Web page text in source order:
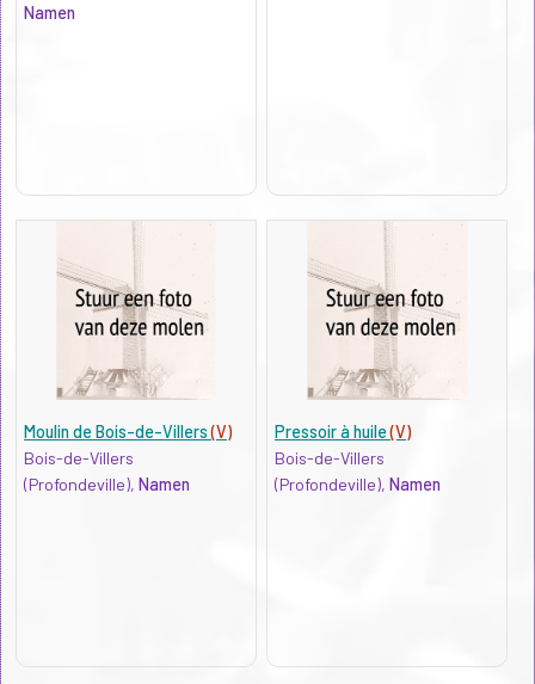
Namen
Moulin de Bois-de-Villers(V)
Bois-de-Villers
(Profondeville), Namen
Pressoir à huile(V)
Bois-de-Villers
(Profondeville),Namen